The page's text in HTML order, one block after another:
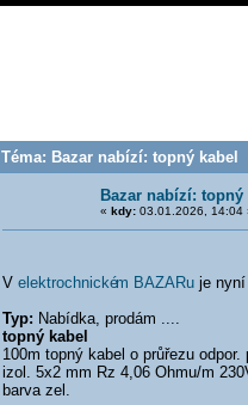
Téma: Bazar nabízí: topný kabel
Bazar nabízí: topný
« kdy:03.01.2026, 14:04
V elektrochnickém BAZARu je
Typ: Nabídka, prodám ....
topný kabel
100m topný kabel o průřezu
izol. 5x2 mm Rz 4,06 Ohmu/m
barva zel.